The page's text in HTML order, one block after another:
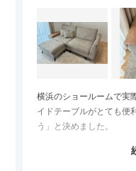
横浜のショールームで実
イドテーブルがとても便
う」と決めました。
サイズは2.5人掛けです